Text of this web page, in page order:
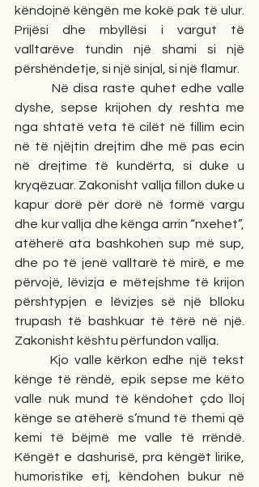
këndojnë këngën me kokë pak të ulur.
Prijësi dhe mbyllësi i vargut të
valltarëve tundin një shami si një
përshëndetje, si një sinjal, si një flamur.
dyshe, sepse krijohen dy reshta me
nga shtatë veta të cilët në fillim ecin
në të njëjtin drejtim dhe më pas ecin
në drejtime të kundërta, si duke u
kryqëzuar. Zakonisht vallja fillon duke u
kapur dorë për dorë në formë vargu
dhe kur vallja dhe kënga arrin “nxehet”,
atëherë ata bashkohen sup më sup,
dhe po të jenë valltarë të mirë, e me
përvojë, lëvizja e mëtejshme të krijon
përshtypjen e lëvizjes së një blloku
trupash të bashkuar të tërë në një.
Zakonisht kështu përfundon vallja.
       Kjo valle kërkon edhe një tekst
kënge të rëndë, epik sepse me këto
valle nuk mund të këndohet çdo lloj
kënge se atëherë s’mund të themi që
kemi të bëjmë me valle të rrëndë.
Këngët e dashurisë, pra këngët lirike,
humoristike etj, këndohen bukur në